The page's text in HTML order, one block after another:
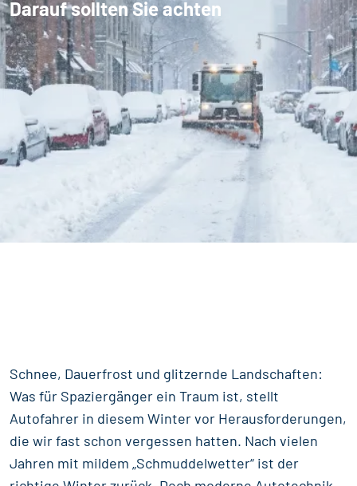
Darauf sollten Sie achten
Schnee, Dauerfrost und glitzernde Landschaften:
Was für Spaziergänger ein Traum ist, stellt
Autofahrer in diesem Winter vor Herausforderungen,
die wir fast schon vergessen hatten. Nach vielen
Jahren mit mildem „Schmuddelwetter“ ist der